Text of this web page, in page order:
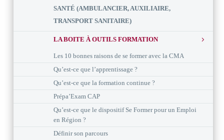
SANTÉ (AMBULANCIER, AUXILIAIRE,
TRANSPORT SANITAIRE)
LA BOITE À OUTILS FORMATION
Les 10 bonnes raisons de se former avec la CMA
Qu’est-ce que l’apprentissage ?
Qu’est-ce que la formation continue ?
Prépa’Exam CAP
Qu’est-ce que le dispositif Se Former pour un Emploi
en Région ?
Définir son parcours